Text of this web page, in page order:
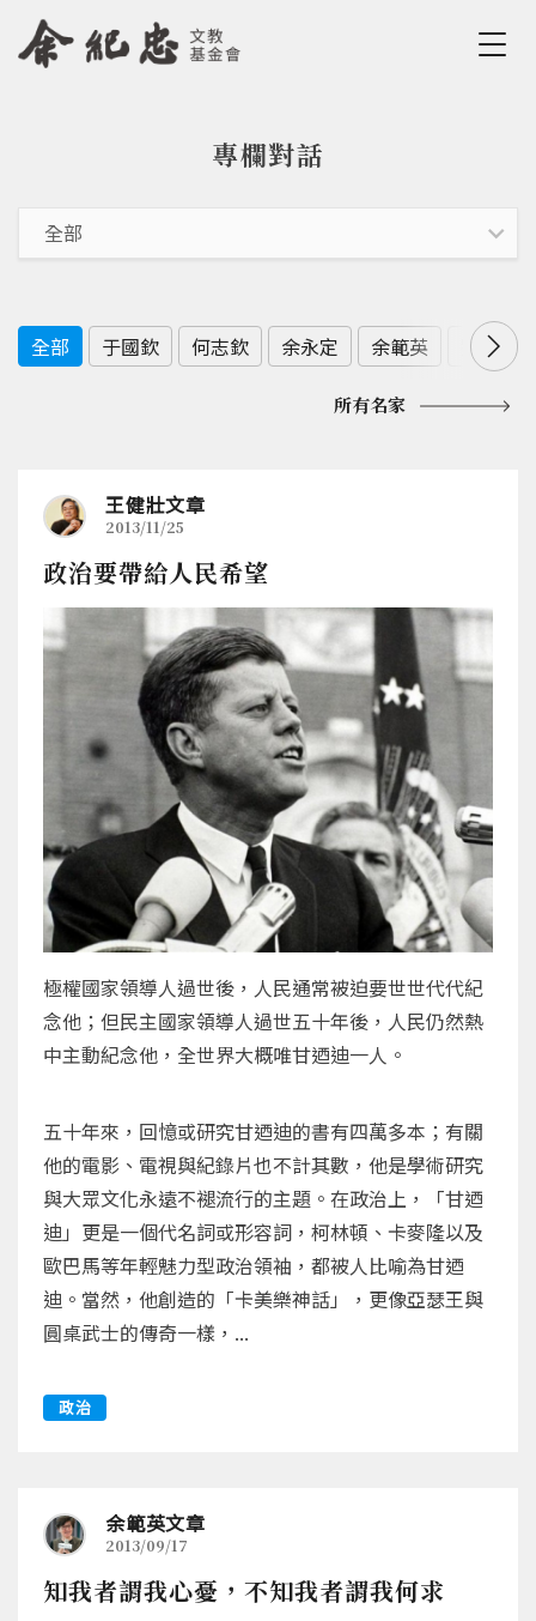
Jump to Navigation
Jump to Main content
專欄對話
全部 于國欽 何志欽 余永定 余範英 劉佩真
所有名家
王健壯文章
2013/11/25
政治要帶給人民希望
極權國家領導人過世後，人民通常被迫要世世代代紀
念他；但民主國家領導人過世五十年後，人民仍然熱
中主動紀念他，全世界大概唯甘迺迪一人。
五十年來，回憶或研究甘迺迪的書有四萬多本；有關
他的電影、電視與紀錄片也不計其數，他是學術研究
與大眾文化永遠不褪流行的主題。在政治上，「甘迺
迪」更是一個代名詞或形容詞，柯林頓、卡麥隆以及
歐巴馬等年輕魅力型政治領袖，都被人比喻為甘迺
迪。當然，他創造的「卡美樂神話」，更像亞瑟王與
圓桌武士的傳奇一樣，...
政治
余範英文章
2013/09/17
知我者謂我心憂，不知我者謂我何求